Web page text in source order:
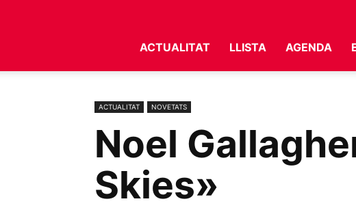
ACTUALITAT LLISTA AGENDA
ACTUALITAT NOVETATS
Noel
Skies»